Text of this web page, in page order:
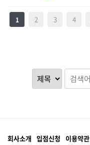
1 2 3 4
회사소개 입점신청 이용약관